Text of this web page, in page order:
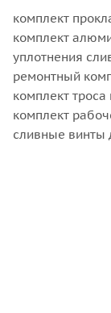
комплект
комплект
уплотнения
ремонтный
комплект
комплект
сливные винты